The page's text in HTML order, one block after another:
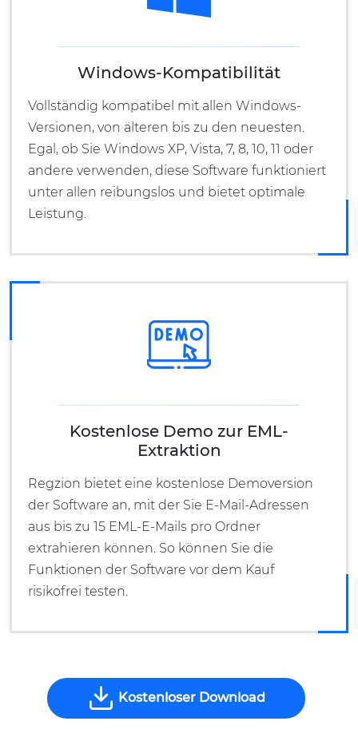
Windows-Kompatibilität
Vollständig kompatibel mit allen Windows-
Versionen, von älteren bis zu den neuesten.
Egal, ob Sie Windows XP, Vista, 7, 8, 10, 11 oder
andere verwenden, diese Software funktioniert
unter allen reibungslos und bietet optimale
Leistung.
Kostenlose Demo zur EML-
Extraktion
Regzion bietet eine kostenlose Demoversion
der Software an, mit der Sie E-Mail-Adressen
aus bis zu 15 EML-E-Mails pro Ordner
extrahieren können. So können Sie die
Funktionen der Software vor dem Kauf
risikofrei testen.
Kostenloser Download